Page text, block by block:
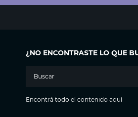
¿NO ENCONTRASTE LO QUE
Encontrá todo el contenido aquí